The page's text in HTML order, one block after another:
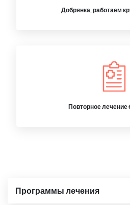
Добрянка, работаем
Повторное лечение
Программы лечения